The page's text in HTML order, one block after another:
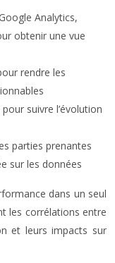
Analytics,
obtenir une vue
rendre les
suivre l’évolution
parties prenantes
sur les données
dans un seul
les corrélations entre
et leurs impacts sur